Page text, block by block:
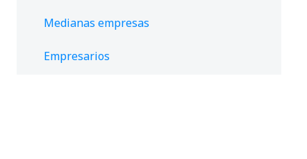
Medianas empresas
Empresarios